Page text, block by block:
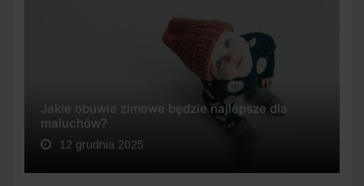
Jakie obuwie zimowe będzie najlepsze dla
maluchów?
12 grudnia 2025